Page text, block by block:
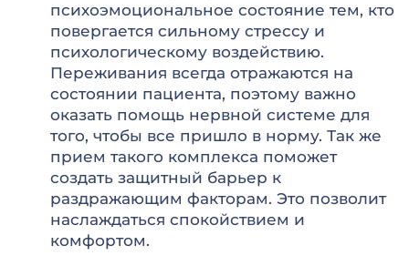
психоэмоциональное состояние тем, кто
повергается сильному стрессу и
психологическому воздействию.
Переживания всегда отражаются на
состоянии пациента, поэтому важно
оказать помощь нервной системе для
того, чтобы все пришло в норму. Так же
прием такого комплекса поможет
создать защитный барьер к
раздражающим факторам. Это позволит
наслаждаться спокойствием и
комфортом.